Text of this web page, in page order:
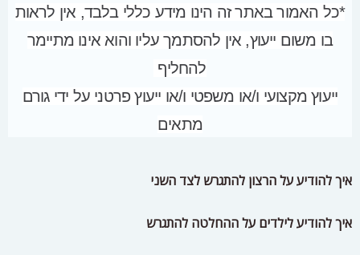
*כל האמור באתר זה הינו מידע כללי בלבד, אין לראות
בו משום ייעוץ, אין להסתמך עליו והוא אינו מתיימר
להחליף
ייעוץ מקצועי ו/או משפטי ו/או ייעוץ פרטני על ידי גורם
מתאים
איך להודיע על הרצון להתגרש לצד השני
איך להודיע לילדים על ההחלטה להתגרש